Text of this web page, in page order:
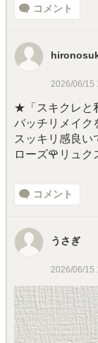
コメント
2026/06/15
★「スキクレと
バッチリメイク
スッキリ感良い
ローズ🌹リュク
コメント
うさぎ
2026/06/15